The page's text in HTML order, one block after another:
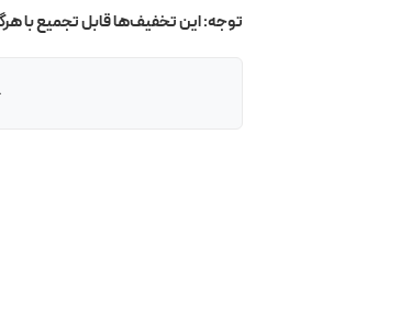
توجه: این تخفیف‌ها قابل تجمیع با